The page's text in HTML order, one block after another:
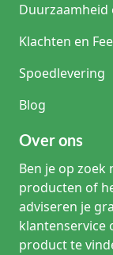
Duurzaamheid
Klachten en
Spoedlevering
Blog
Over ons
Ben je op
producten of
adviseren je
klantenservice
product te